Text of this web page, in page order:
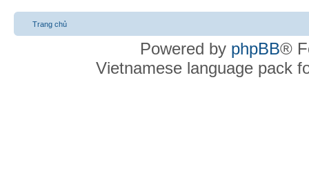
Trang chủ
Powered by phpBB®
Vietnamese language pack